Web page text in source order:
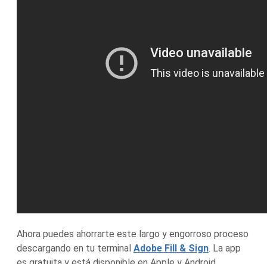
Ahora puedes ahorrarte este largo y engorroso proceso
descargando en tu terminal Adobe Fill & Sign. La app